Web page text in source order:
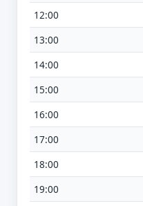
12:00
13:00
14:00
15:00
16:00
17:00
18:00
19:00